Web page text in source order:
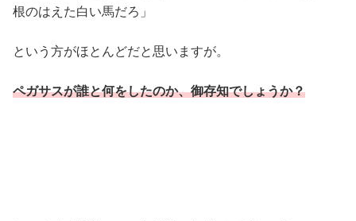
根のはえた白い馬だろ」
という方がほとんどだと思いますが。
ペガサスが誰と何をしたのか、御存知でしょうか？